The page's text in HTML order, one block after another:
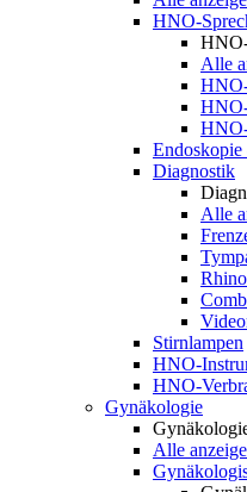
HNO-
Alle
Diagnostik
Alle
Stirnlampen
HNO-
HNO-
Gynäkologie
Alle